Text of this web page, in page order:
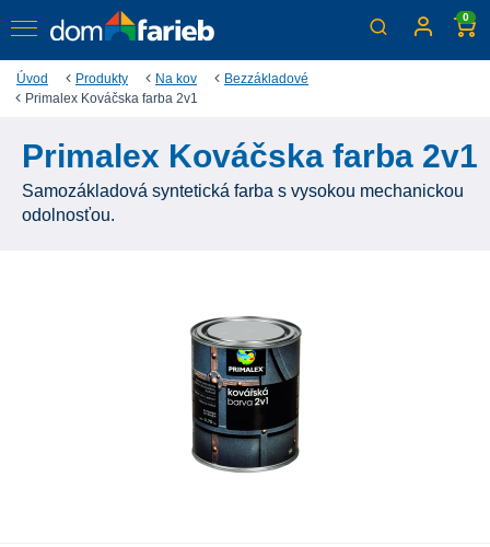
0
Úvod Produkty Na kov
Bezzákladové
Primalex Kováčska farba 2v1
Primalex Kováčska farba 2v1
Samozákladová syntetická farba s vysokou mechanickou
odolnosťou.